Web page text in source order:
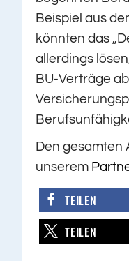
Beispiel aus
könnten das
allerdings
BU-Verträge
Den gesamten
unserem
TEILEN
TEILEN